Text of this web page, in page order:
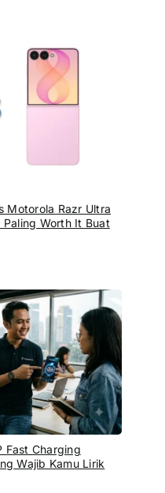
Motorola Razr Ultra
Worth It Buat
Fast Charging
Wajib Kamu Lirik